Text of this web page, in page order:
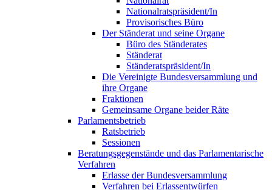
Nationalratspräsident/In
Provisorisches Büro
Der Ständerat und seine Organe
Büro des Ständerates
Ständerat
Ständeratspräsident/In
Die Vereinigte Bundesversammlung und
ihre Organe
Fraktionen
Gemeinsame Organe beider Räte
Parlamentsbetrieb
Ratsbetrieb
Sessionen
Beratungsgegenstände und das Parlamentarische
Verfahren
Erlasse der Bundesversammlung
Verfahren bei Erlassentwürfen